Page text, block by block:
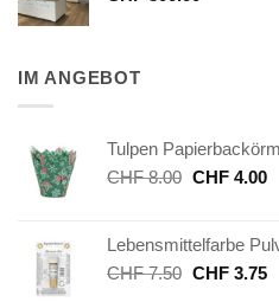
IM ANGEBOT
Tulpen
CHF8.00
CHF 8.00
CHF4.00
Lebensmittelfarbe
CHF7.50 CHF3.75